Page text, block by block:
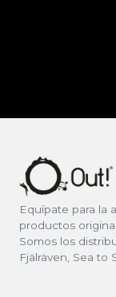
Equípate para la
productos
Somos los
Fjälräven, Sea to